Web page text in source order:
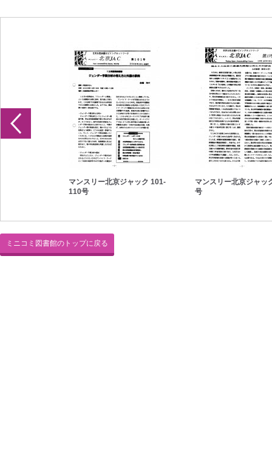
マンスリー北京ジャック 101-
110号
マンスリー北京ジャッ
号
ミニコミ図書館のトップに戻る